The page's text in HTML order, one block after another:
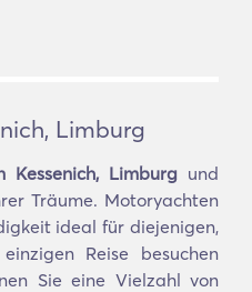
Limburg
Limburgund
Träume. Motoryachten
ideal für diejenigen,
Reise besuchen
Sie eine Vielzahl von